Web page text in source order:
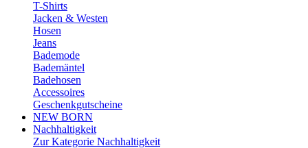
T-Shirts
Jacken & Westen
Hosen
Jeans
Bademode
Bademäntel
Badehosen
Accessoires
Geschenkgutscheine
NEW BORN
Nachhaltigkeit
Zur Kategorie Nachhaltigkeit